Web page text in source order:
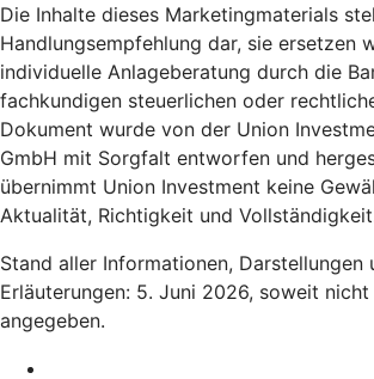
Die Inhalte dieses Marketingmaterials
Handlungsempfehlung dar, sie ersetzen
individuelle Anlageberatung durch die
fachkundigen steuerlichen oder
Dokument wurde von der Union
GmbH mit Sorgfalt entworfen und
übernimmt Union Investment keine
Aktualität, Richtigkeit und
Stand aller Informationen, Darstellungen
Erläuterungen: 5. Juni 2026, soweit nicht
angegeben.